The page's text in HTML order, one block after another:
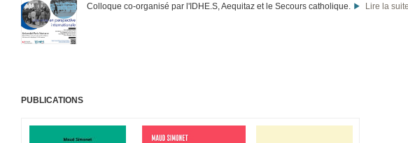
Colloque co-organisé par l'IDHE.S, Aequitaz et le Secours catholique.
Lire la
PUBLICATIONS